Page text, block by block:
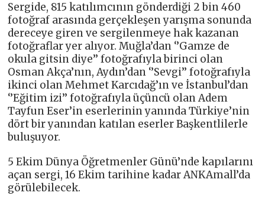
Sergide, 815 katılımcının gönderdiği 2 bin 460
fotoğraf arasında gerçekleşen yarışma sonunda
dereceye giren ve sergilenmeye hak kazanan
fotoğraflar yer alıyor. Muğla’dan ‘’Gamze de
okula gitsin diye’’ fotoğrafıyla birinci olan
Osman Akça’nın, Aydın’dan ‘’Sevgi’’ fotoğrafıyla
ikinci olan Mehmet Karcıdağ’ın ve İstanbul’dan
‘’Eğitim izi’’ fotoğrafıyla üçüncü olan Adem
Tayfun Eser’in eserlerinin yanında Türkiye’nin
dört bir yanından katılan eserler Başkentlilerle
buluşuyor.
5 Ekim Dünya Öğretmenler Günü’nde kapılarını
açan sergi, 16 Ekim tarihine kadar ANKAmall’da
görülebilecek.